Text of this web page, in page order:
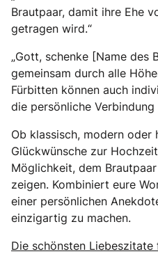
Brautpaar, damit ihre Ehe
getragen wird.“
„Gott, schenke [Name des
gemeinsam durch alle
Fürbitten können auch
die persönliche
Ob klassisch, modern oder
Glückwünsche zur
Möglichkeit, dem
zeigen. Kombiniert eure
einer persönlichen
einzigartig zu machen.
Die schönsten Liebeszitate